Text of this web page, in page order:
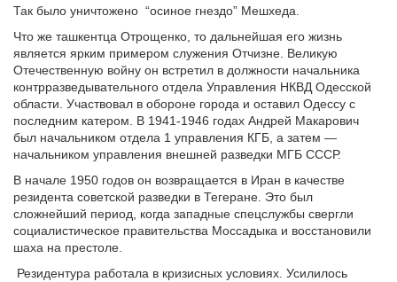
Так было уничтожено “осиное гнездо” Мешхеда.
Что же ташкентца Отрощенко, то дальнейшая его жизнь
является ярким примером служения Отчизне. Великую
Отечественную войну он встретил в должности начальника
контрразведывательного отдела Управления НКВД Одесской
области. Участвовал в обороне города и оставил Одессу с
последним катером. В 1941-1946 годах Андрей Макарович
был начальником отдела 1 управления КГБ, а затем —
начальником управления внешней разведки МГБ СССР.
В начале 1950 годов он возвращается в Иран в качестве
резидента советской разведки в Тегеране. Это был
сложнейший период, когда западные спецслужбы свергли
социалистическое правительства Моссадыка и восстановили
шаха на престоле.
Резидентура работала в кризисных условиях. Усилилось